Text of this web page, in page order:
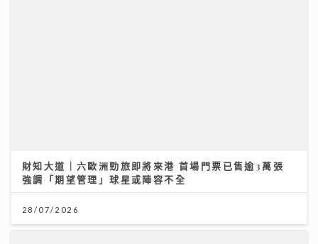
財知大道｜六歐洲勁旅即將來港 首場門票已售逾3萬張
強調「期望管理」球星或陣容不全
28/07/2026